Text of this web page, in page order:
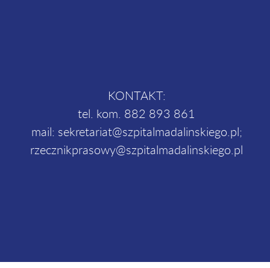
KONTAKT:
tel. kom. 882 893 861
mail: sekretariat@szpitalmadalinskiego.pl;
rzecznikprasowy@szpitalmadalinskiego.pl